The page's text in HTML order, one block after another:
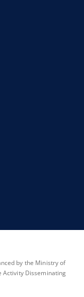
by the Ministry of
Activity Disseminating